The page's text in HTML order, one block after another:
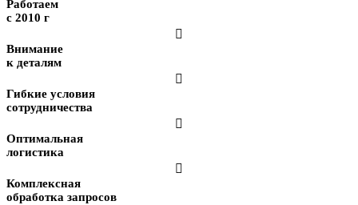
Работаем
с 2010 г

Внимание
к деталям

Гибкие условия
сотрудничества

Оптимальная
логистика

Комплексная
обработка запросов